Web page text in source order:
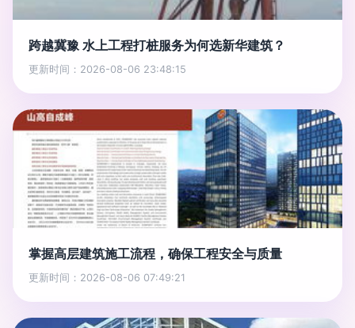
跨越冀豫 水上工程打桩服务为何选新华建筑？
更新时间：2026-08-06 23:48:15
掌握高层建筑施工流程，确保工程安全与质量
更新时间：2026-08-06 07:49:21